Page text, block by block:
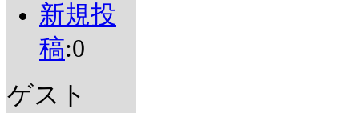
新規投
稿:0
ゲスト